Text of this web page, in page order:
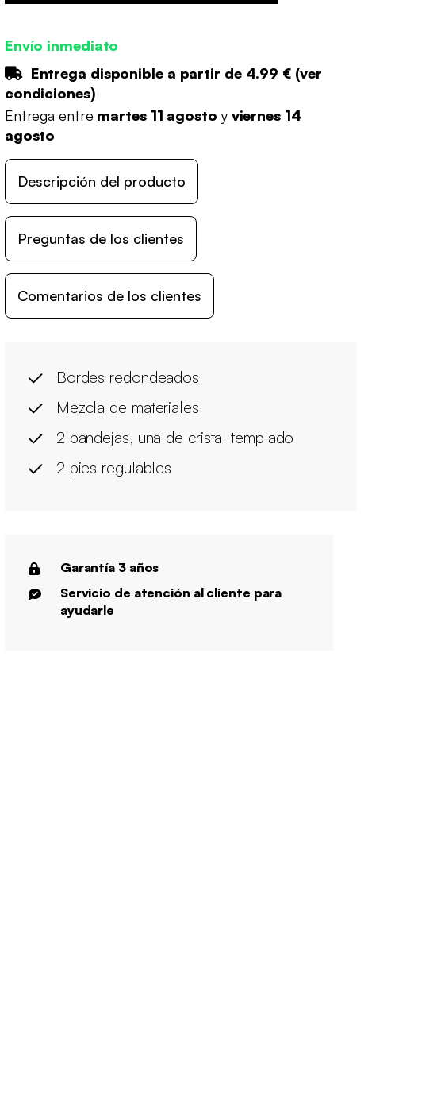
Envío inmediato
Entrega disponible a partir de 4.99 € (ver
condiciones)
Entrega entre martes 11 agosto y viernes 14
agosto
Descripción del producto
Preguntas de los clientes
Comentarios de los clientes
Bordes redondeados
Mezcla de materiales
2 bandejas, una de cristal templado
2 pies regulables
Garantía 3 años
Servicio de atención al cliente para
ayudarle